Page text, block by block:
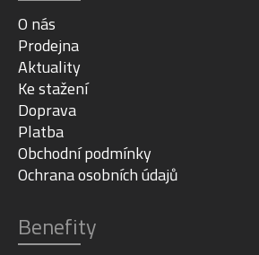
O nás
Prodejna
Aktuality
Ke stažení
Doprava
Platba
Obchodní podmínky
Ochrana osobních údajů
Benefity